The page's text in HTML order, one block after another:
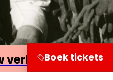
verhaal?Boek tickets